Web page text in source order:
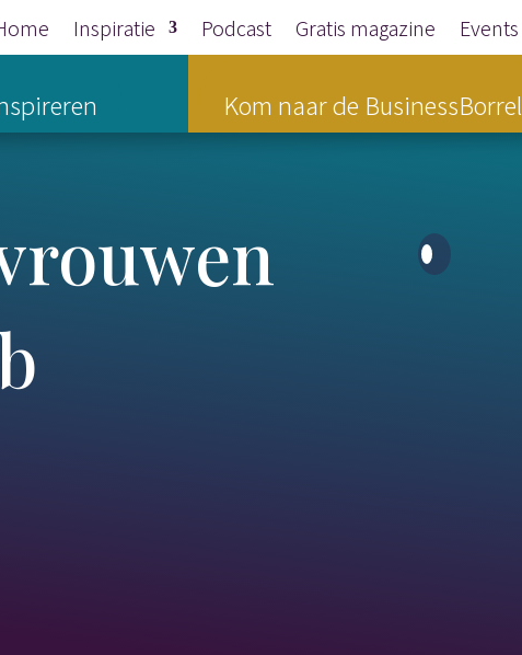
Inspiratie Podcast Gratis magazine Events
Kom naar de BusinessBorrel